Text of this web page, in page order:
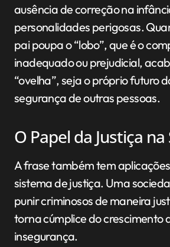
ausência de correção na
personalidades perigosas.
pai poupa o “lobo”, que é o
inadequado ou prejudicial,
“ovelha”, seja o próprio futuro
segurança de outras pessoas.
O Papel da Justiça
A frase também tem
sistema de justiça. Uma
punir criminosos de maneira
torna cúmplice do crescimento
insegurança.